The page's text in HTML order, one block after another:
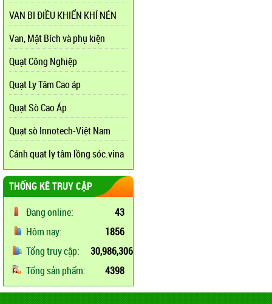
VAN BI ĐIỀU KHIỂN KHÍ NÉN
Van, Mặt Bích và phụ kiện
Quạt Công Nghiệp
Quạt Ly Tâm Cao áp
Quạt Sò Cao Áp
Quạt sò Innotech-Việt Nam
Cánh quạt ly tâm lồng sóc.vina
THỐNG KÊ TRUY CẬP
Đang online:
43
Hôm nay:
1856
Tổng truy cập:
30,986,306
Tổng sản phẩm:
4398